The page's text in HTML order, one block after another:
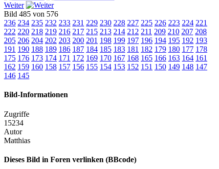
Weiter
Bild 485 von 576
236 234 235 232 233 231 229 230 228 227 225 226 223 224 221
222 220 218 219 216 217 215 213 214 212 211 209 210 207 208
205 206 204 202 203 200 201 198 199 197 196 194 195 192 193
191 190 188 189 186 187 184 185 183 181 182 179 180 177 178
175 176 173 174 171 172 169 170 167 168 165 166 163 164 161
162 159 160 158 157 156 155 154 153 152 151 150 149 148 147
146 145
Bild-Informationen
Zugriffe
15234
Autor
Matthias
Dieses Bild in Foren verlinken (BBcode)